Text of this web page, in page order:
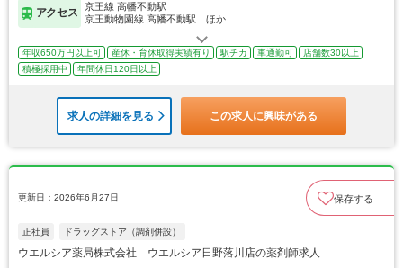
アクセス
京王線 高幡不動駅
京王動物園線 高幡不動駅…ほか
年収650万円以上可 産休・育休取得実績有り 駅チカ 車通勤可
店舗数30以上
積極採用中
年間休日120日以上
求人の詳細を見る この求人に興味がある
更新日：2026年6月27日 保存する
正社員 ドラッグストア（調剤併設）
ウエルシア薬局株式会社 ウエルシア日野落川店の薬剤師求人